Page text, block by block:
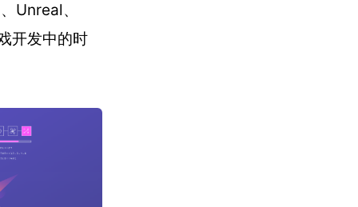
Unreal、
开发中的时